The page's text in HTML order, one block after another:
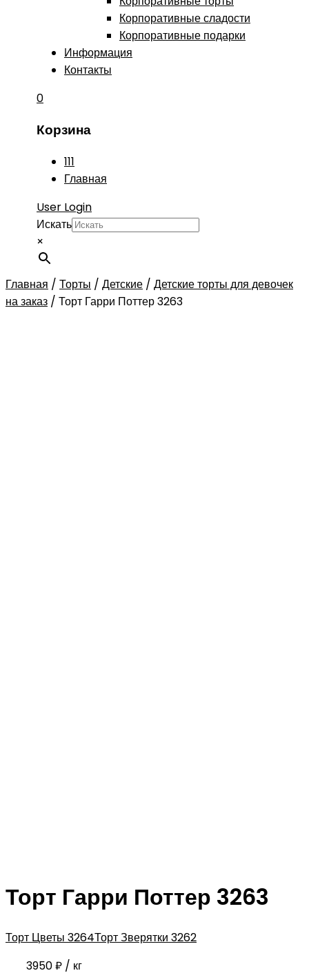
Корпоративные сладости
Корпоративные подарки
Информация
Контакты
0
Корзина
111
Главная
User Login
Искать
×
Главная / Торты / Детские / Детские торты для девочек
на заказ / Торт Гарри Поттер 3263
Торт Гарри Поттер 3263
Торт Цветы 3264Торт Зверятки 3262
3950₽ / кг